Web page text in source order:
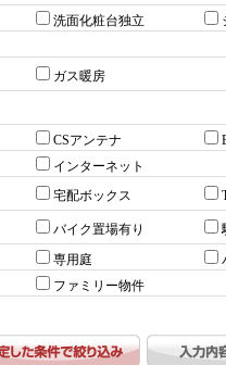
洗面化粧台独立
ガス暖房
CSアンテナ
インターネット
宅配ボックス
バイク置場有り
専用庭
ファミリー物件